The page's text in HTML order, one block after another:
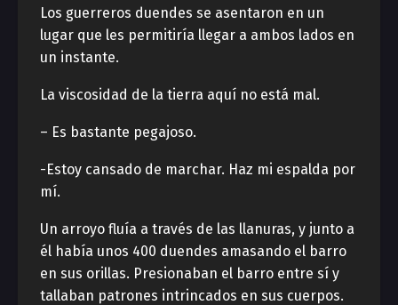
Los guerreros duendes se asentaron en un
lugar que les permitiría llegar a ambos lados en
un instante.
La viscosidad de la tierra aquí no está mal.
– Es bastante pegajoso.
-Estoy cansado de marchar. Haz mi espalda por
mí.
Un arroyo fluía a través de las llanuras, y junto a
él había unos 400 duendes amasando el barro
en sus orillas. Presionaban el barro entre sí y
tallaban patrones intrincados en sus cuerpos.